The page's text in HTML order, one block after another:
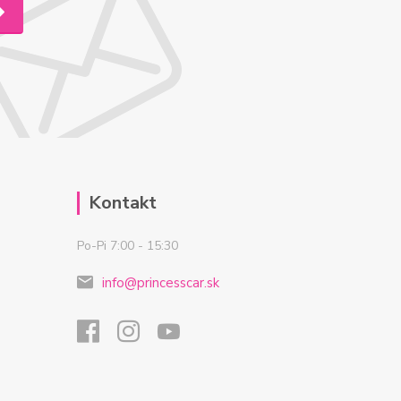
Kontakt
Po-Pi 7:00 - 15:30
info@princesscar.sk